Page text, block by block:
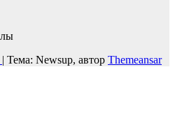
| Тема: Newsup, автор Themeansar